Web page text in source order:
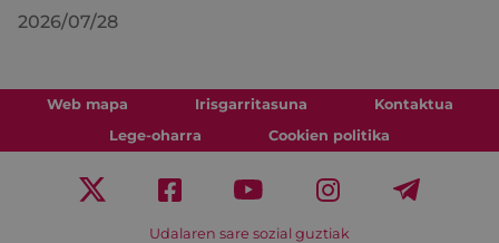
2026/07/28
Web mapa Irisgarritasuna
Kontaktua
Lege-oharra
Cookien politika
Udalaren sare sozial guztiak